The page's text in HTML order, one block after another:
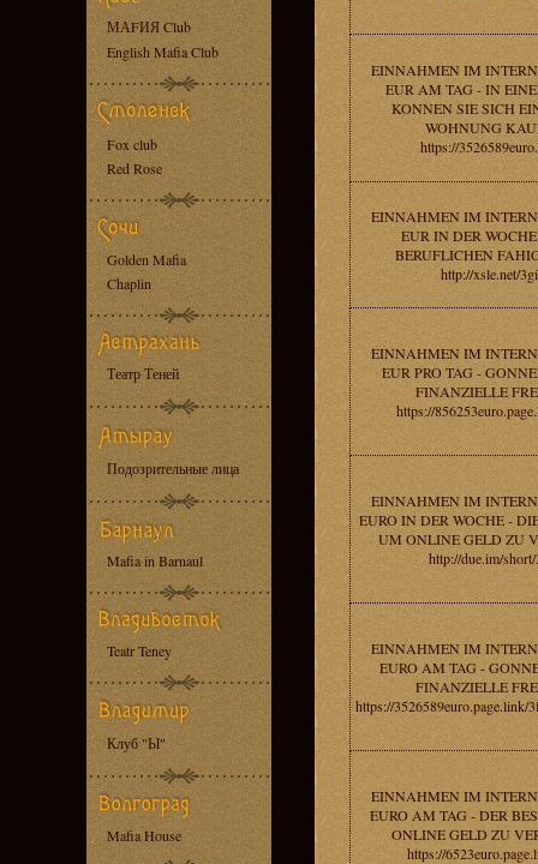
МАFИЯ Club
English Mafia Club
Fox club
Red Rose
Golden Mafia
Chaplin
Театр Теней
Подозрительные лица
Mafia in Barnaul
Teatr Teney
Клуб "Ы"
Mafia House
EINNAHMEN IM
EUR AM TAG - IN
KONNEN SIE SICH
WOHNUNG
https://
EINNAHMEN IM
EUR IN DER
BERUFLICHEN
http://xsle.net/
EINNAHMEN IM
EUR PRO TAG -
FINANZIELLE
https://
EINNAHMEN IM
EURO IN DER WOCHE -
UM ONLINE GELD ZU
http://due.im/
EINNAHMEN IM
EURO AM TAG -
FINANZIELLE
https://3526589euro.page.link/
EINNAHMEN IM
EURO AM TAG - DER
ONLINE GELD ZU
https://